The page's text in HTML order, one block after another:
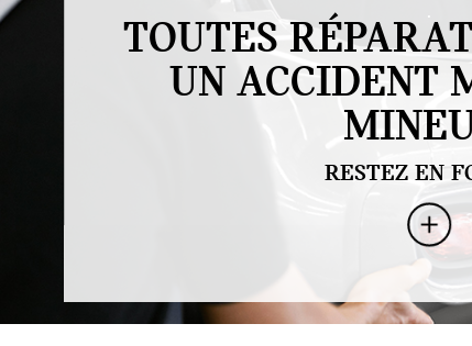
.
TOUTES
UN ACCIDENT
RESTEZ EN